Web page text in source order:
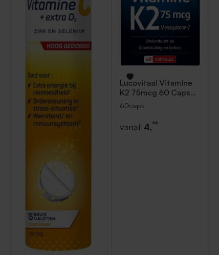
Lucovitaal Vitamine
K2 75mcg 60 Caps
60caps
60caps
vanaf 4,66